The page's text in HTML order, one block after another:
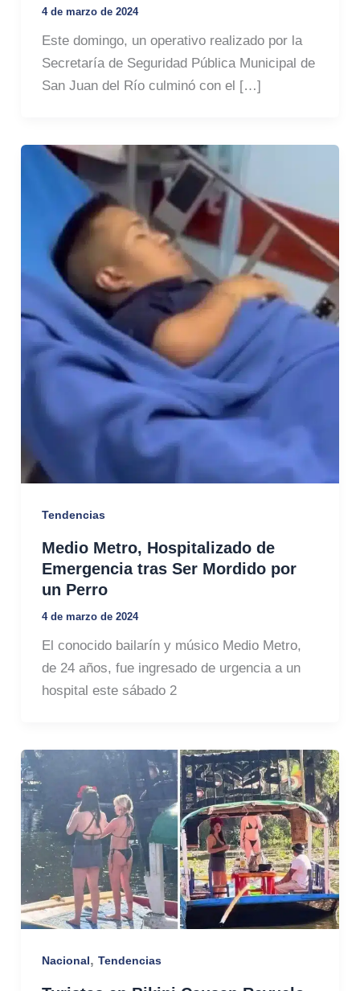
4 de marzo de 2024
Este domingo, un operativo realizado por la
Secretaría de Seguridad Pública Municipal de
San Juan del Río culminó con el […]
Tendencias
Medio Metro, Hospitalizado de
Emergencia tras Ser Mordido por
un Perro
4 de marzo de 2024
El conocido bailarín y músico Medio Metro,
de 24 años, fue ingresado de urgencia a un
hospital este sábado 2
Nacional, Tendencias